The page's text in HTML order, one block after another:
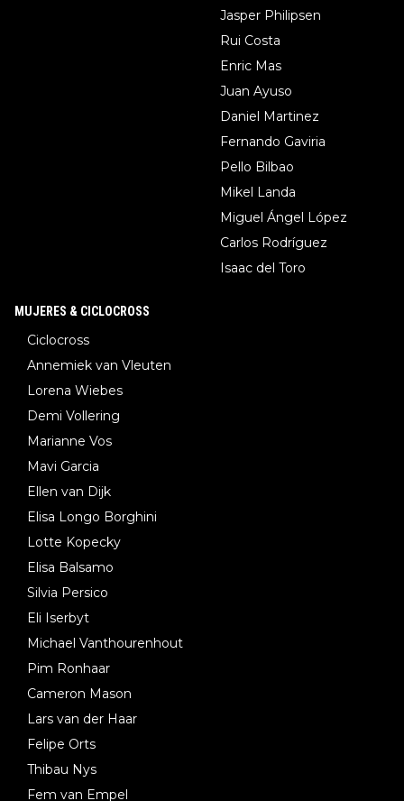
Jasper Philipsen
Rui Costa
Enric Mas
Juan Ayuso
Daniel Martinez
Fernando Gaviria
Pello Bilbao
Mikel Landa
Miguel Ángel López
Carlos Rodríguez
Isaac del Toro
MUJERES & CICLOCROSS
Ciclocross
Annemiek van Vleuten
Lorena Wiebes
Demi Vollering
Marianne Vos
Mavi Garcia
Ellen van Dijk
Elisa Longo Borghini
Lotte Kopecky
Elisa Balsamo
Silvia Persico
Eli Iserbyt
Michael Vanthourenhout
Pim Ronhaar
Cameron Mason
Lars van der Haar
Felipe Orts
Thibau Nys
Fem van Empel